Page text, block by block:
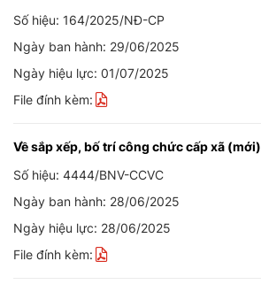
Số hiệu: 164/2025/NĐ-CP
Ngày ban hành: 29/06/2025
Ngày hiệu lực: 01/07/2025
File đính kèm:
Về sắp xếp, bố trí công chức cấp xã (mới)
Số hiệu: 4444/BNV-CCVC
Ngày ban hành: 28/06/2025
Ngày hiệu lực: 28/06/2025
File đính kèm: